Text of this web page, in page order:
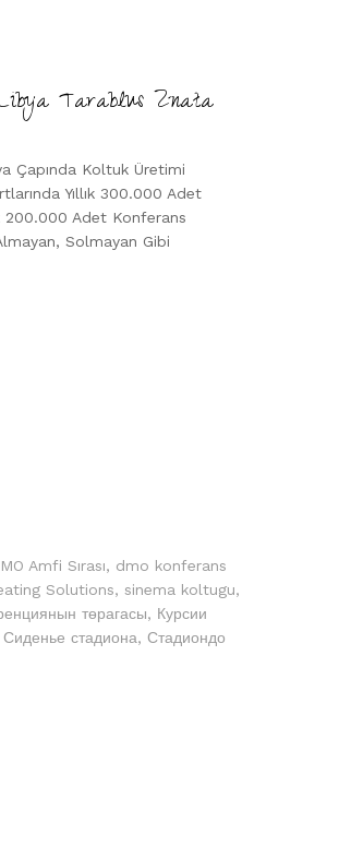
Libya Tarablus Znata
Çapında Koltuk Üretimi
Yıllık 300.000 Adet
200.000 Adet Konferans
Solmayan Gibi
Amfi Sırası, dmo konferans
Solutions, sinema koltugu,
төрагасы, Курсии
Сиденье стадиона, Стадиондо